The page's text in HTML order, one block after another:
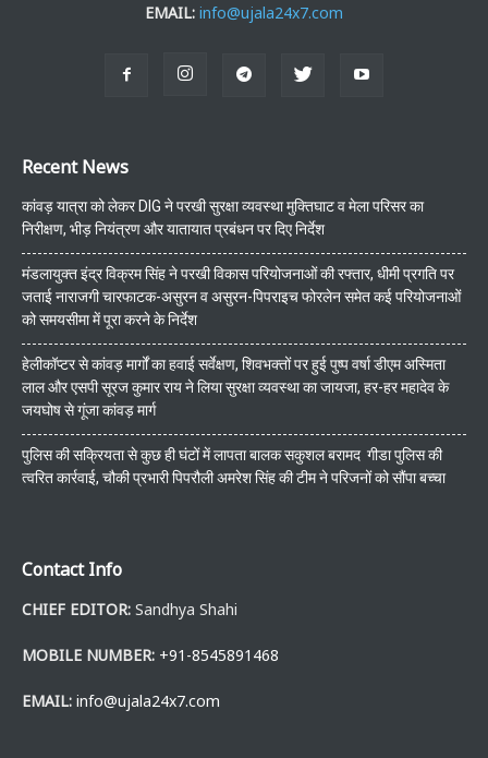
EMAIL: info@ujala24x7.com
Recent News
कांवड़ यात्रा को लेकर DIG ने परखी सुरक्षा व्यवस्था मुक्तिघाट व मेला परिसर का
निरीक्षण, भीड़ नियंत्रण और यातायात प्रबंधन पर दिए निर्देश
मंडलायुक्त इंद्र विक्रम सिंह ने परखी विकास परियोजनाओं की रफ्तार, धीमी प्रगति पर
जताई नाराजगी चारफाटक-असुरन व असुरन-पिपराइच फोरलेन समेत कई परियोजनाओं
को समयसीमा में पूरा करने के निर्देश
हेलीकॉप्टर से कांवड़ मार्गों का हवाई सर्वेक्षण, शिवभक्तों पर हुई पुष्प वर्षा डीएम अस्मिता
लाल और एसपी सूरज कुमार राय ने लिया सुरक्षा व्यवस्था का जायजा, हर-हर महादेव के
जयघोष से गूंजा कांवड़ मार्ग
पुलिस की सक्रियता से कुछ ही घंटों में लापता बालक सकुशल बरामद गीडा पुलिस की
त्वरित कार्रवाई, चौकी प्रभारी पिपरौली अमरेश सिंह की टीम ने परिजनों को सौंपा बच्चा
Contact Info
CHIEF EDITOR: Sandhya Shahi
MOBILE NUMBER: +91-8545891468
EMAIL: info@ujala24x7.com